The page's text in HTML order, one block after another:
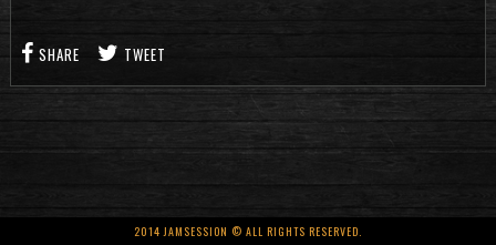
SHARE TWEET
2014 JAMSESSION © ALL RIGHTS RESERVED.